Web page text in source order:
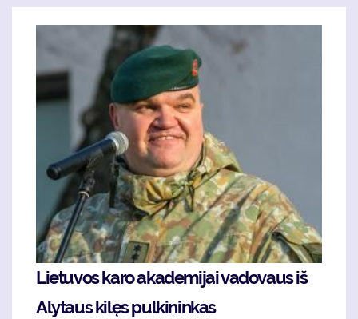
Lietuvos karo akademijai vadovaus iš
Alytaus kilęs pulkininkas